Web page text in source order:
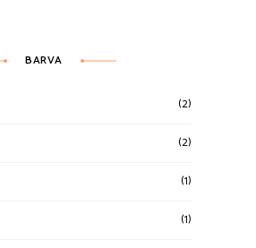
BARVA
(2)
(2)
(1)
(1)